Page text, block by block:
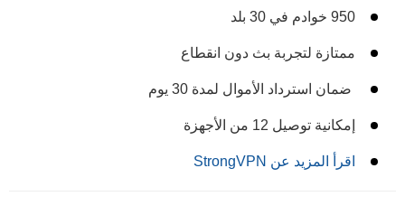
950 خوادم في 30 بلد
ممتازة لتجربة بث دون انقطاع
ضمان استرداد الأموال لمدة 30 يوم
إمكانية توصيل 12 من الأجهزة
اقرأ المزيد عن StrongVPN